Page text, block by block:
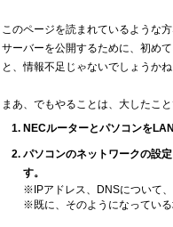
このページを読まれているような
サーバーを公開するために、初め
と、情報不足じゃないでしょうかね
まあ、でもやることは、大したこ
NECルーターとパソコンを
パソコンのネットワークの設
す。
※IPアドレス、DNSについて
※既に、そのようになっている